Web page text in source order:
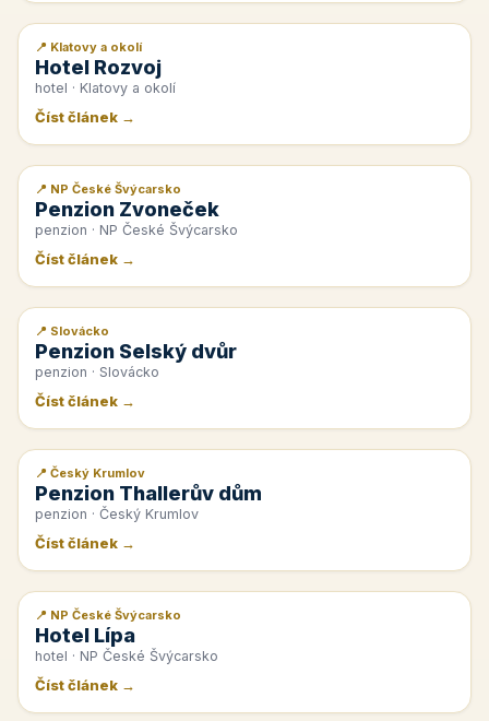
📰 PR článek
📍 Klatovy a okolí
Hotel Rozvoj
hotel · Klatovy a okolí
Číst článek →
📰 PR článek
📍 NP České Švýcarsko
Penzion Zvoneček
penzion · NP České Švýcarsko
Číst článek →
📰 PR článek
📍 Slovácko
Penzion Selský dvůr
penzion · Slovácko
Číst článek →
📰 PR článek
📍 Český Krumlov
Penzion Thallerův dům
penzion · Český Krumlov
Číst článek →
📰 PR článek
📍 NP České Švýcarsko
Hotel Lípa
hotel · NP České Švýcarsko
Číst článek →